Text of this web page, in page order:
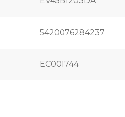
5420076284237
EC001744